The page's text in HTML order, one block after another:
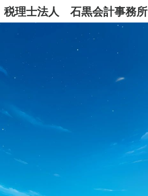
税理士法人 石黒会計事務所